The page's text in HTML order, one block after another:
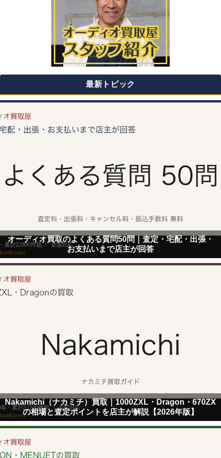
最新トピック
オーディオ買取のよくある質問50問｜査定・宅配・出張・
お支払いまで店主が回答
Nakamichi（ナカミチ）買取｜1000ZXL・Dragon・670ZX
の相場と査定ポイントを店主が解説【2026年版】